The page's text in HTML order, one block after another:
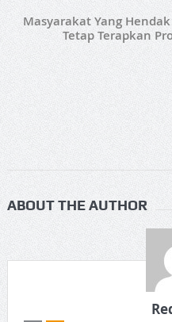
Masyarakat Yang
Tetap Terapkan
ABOUT THE AUTHOR